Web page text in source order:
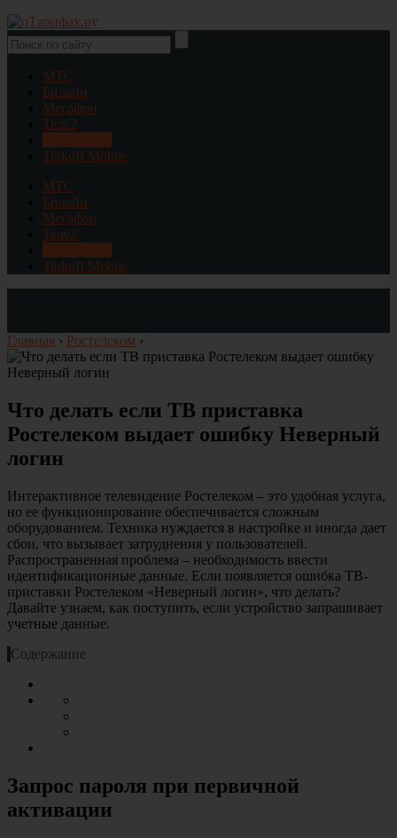
МТС
Билайн
Мегафон
Теле2
Tinkoff Mobile
МТС
Билайн
Мегафон
Теле2
Tinkoff Mobile
Главная › Ростелеком ›
Что делать если ТВ приставка
Ростелеком выдает ошибку Неверный
логин
Интерактивное телевидение Ростелеком – это удобная услуга,
но ее функционирование обеспечивается сложным
оборудованием. Техника нуждается в настройке и иногда дает
сбои, что вызывает затруднения у пользователей.
Распространенная проблема – необходимость ввести
идентификационные данные. Если появляется ошибка ТВ-
приставки Ростелеком «Неверный логин», что делать?
Давайте узнаем, как поступить, если устройство запрашивает
учетные данные.
Содержание
Запрос пароля при первичной
активации